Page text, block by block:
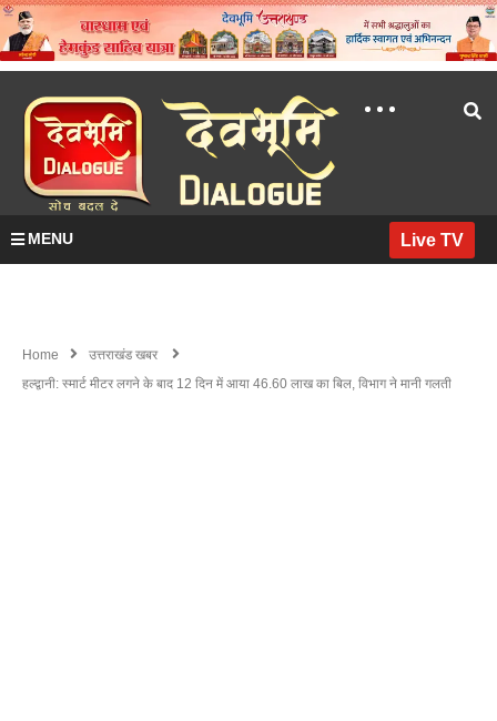
MENU Live TV
Home
उत्तराखंड खबर
हल्द्वानी: स्मार्ट मीटर लगने के बाद 12 दिन में आया 46.60 लाख का बिल, विभाग ने मानी गलती